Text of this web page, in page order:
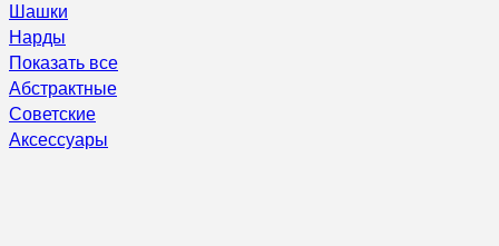
Шашки
Нарды
Показать все
Абстрактные
Советские
Аксессуары